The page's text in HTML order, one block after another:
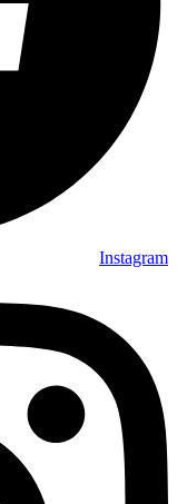
Instagram